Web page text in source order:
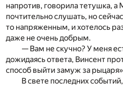
напротив, говорила тетушка, а
почтительно слушать, но
то напряженным, и хотелось
даже не очень добрым.
— Вам не скучно? У меня
дожидаясь ответа, Винсент
способ выйти замуж за
В свете последних